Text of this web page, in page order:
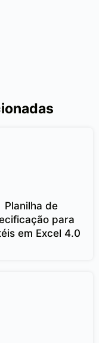
Planilha de
para
em Excel 4.0